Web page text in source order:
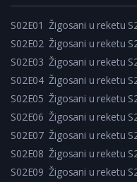
S02E01 Žigosani u reketu
S02E02 Žigosani u reketu
S02E03 Žigosani u reketu
S02E04 Žigosani u reketu
S02E05 Žigosani u reketu
S02E06 Žigosani u reketu
S02E07 Žigosani u reketu
S02E08 Žigosani u reketu
S02E09 Žigosani u reketu